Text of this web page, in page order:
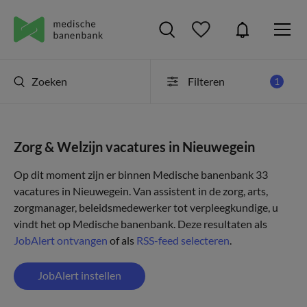
Zoeken Filteren 1
Zorg & Welzijn vacatures in Nieuwegein
Op dit moment zijn er binnen Medische banenbank 33
vacatures in Nieuwegein. Van assistent in de zorg, arts,
zorgmanager, beleidsmedewerker tot verpleegkundige, u
vindt het op Medische banenbank. Deze resultaten als
JobAlert ontvangen of als RSS-feed selecteren.
JobAlert instellen